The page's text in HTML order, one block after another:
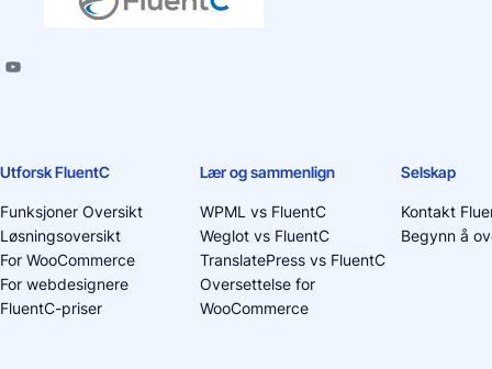
Utforsk FluentC
Funksjoner Oversikt
Løsningsoversikt
For WooCommerce
For webdesignere
FluentC-priser
Lær og sammenlign
WPML vs FluentC
Weglot vs FluentC
TranslatePress vs FluentC
Oversettelse for
WooCommerce
Selskap
Kontakt
Begynn å